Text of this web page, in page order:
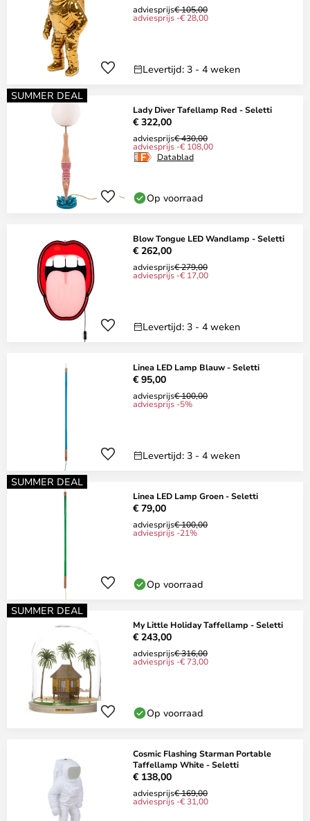
adviesprijs€ 105,00
adviesprijs -€ 28,00
Levertijd: 3 - 4 weken
SUMMER DEAL
Lady Diver Tafellamp Red - Seletti
€ 322,00
adviesprijs€ 430,00
adviesprijs -€ 108,00
Datablad
Op voorraad
Blow Tongue LED Wandlamp - Seletti
€ 262,00
adviesprijs€ 279,00
adviesprijs -€ 17,00
Levertijd: 3 - 4 weken
Linea LED Lamp Blauw - Seletti
€ 95,00
adviesprijs€ 100,00
adviesprijs -5%
Levertijd: 3 - 4 weken
SUMMER DEAL
Linea LED Lamp Groen - Seletti
€ 79,00
adviesprijs€ 100,00
adviesprijs -21%
Op voorraad
SUMMER DEAL
My Little Holiday Taffellamp - Seletti
€ 243,00
adviesprijs€ 316,00
adviesprijs -€ 73,00
Op voorraad
Cosmic Flashing Starman Portable
Taffellamp White - Seletti
€ 138,00
adviesprijs€ 169,00
adviesprijs -€ 31,00